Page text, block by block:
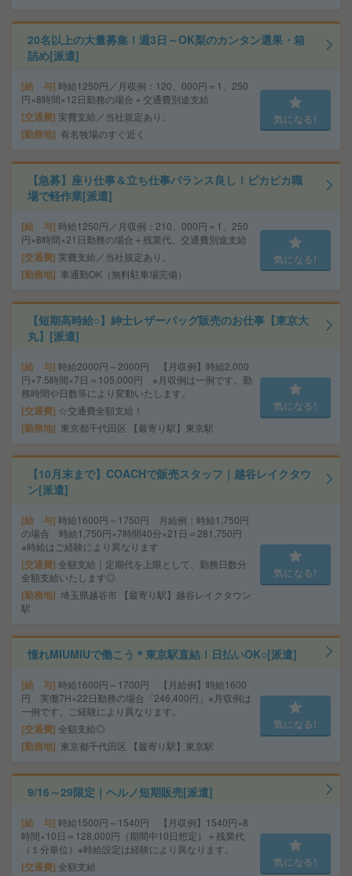
20名以上の大量募集！週3日～OK梨のカンタン選果・箱
詰め[派遣]
給 与 時給1250円／月収例：120、000円＝1、250
円×8時間×12日勤務の場合＋交通費別途支給
交通費 実費支給／当社規定あり。
勤務地 有名牧場のすぐ近く
気になる!
【急募】座り仕事＆立ち仕事バランス良し！ピカピカ職
場で軽作業[派遣]
給 与 時給1250円／月収例：210、000円＝1、250
円×8時間×21日勤務の場合＋残業代、交通費別途支給
交通費 実費支給／当社規定あり。
勤務地 車通勤OK（無料駐車場完備）
気になる!
【短期高時給○】紳士レザーバッグ販売のお仕事【東京大
丸】[派遣]
給 与 時給2000円～2000円 【月収例】時給2,000
円×7.5時間×7日＝105,000円 ※月収例は一例です。勤
務時間や日数等により変動いたします。
交通費 ☆交通費全額支給！
勤務地 東京都千代田区 【最寄り駅】東京駅
気になる!
【10月末まで】COACHで販売スタッフ｜越谷レイクタウ
ン[派遣]
給 与 時給1600円～1750円 月給例：時給1,750円
の場合 時給1,750円×7時間40分×21日＝281,750円
※時給はご経験により異なります
交通費 全額支給｜定期代を上限として、勤務日数分
全額支給いたします◎
勤務地 埼玉県越谷市 【最寄り駅】越谷レイクタウン
駅
気になる!
憧れMIUMIUで働こう＊東京駅直結！日払いOK○[派遣]
給 与 時給1600円～1700円 【月給例】時給1600
円 実働7H×22日勤務の場合「246,400円」※月収例は
一例です。ご経験により異なります。
交通費 全額支給◎
勤務地 東京都千代田区 【最寄り駅】東京駅
気になる!
9/16～29限定｜ヘルノ短期販売[派遣]
給 与 時給1500円～1540円 【月収例】1540円×8
時間×10日＝128,000円（期間中10日想定）＋残業代
（１分単位）※時給設定は経験により異なります。
交通費 全額支給 気になる!